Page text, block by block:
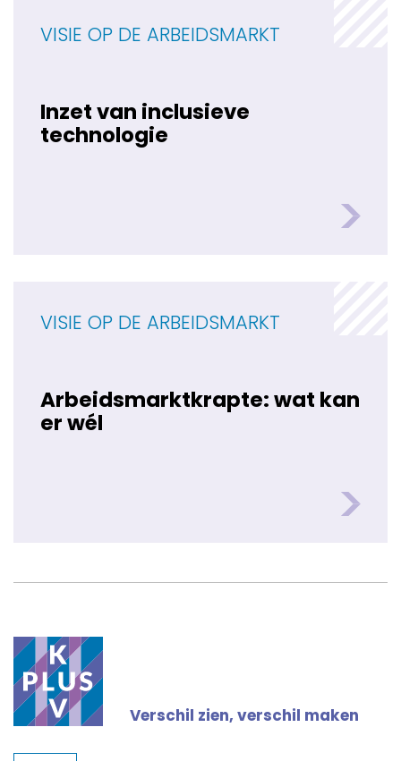
VISIE OP DE ARBEIDSMARKT
Inzet van inclusieve
technologie
VISIE OP DE ARBEIDSMARKT
Arbeidsmarktkrapte: wat kan
er wél
Verschil zien, verschil maken